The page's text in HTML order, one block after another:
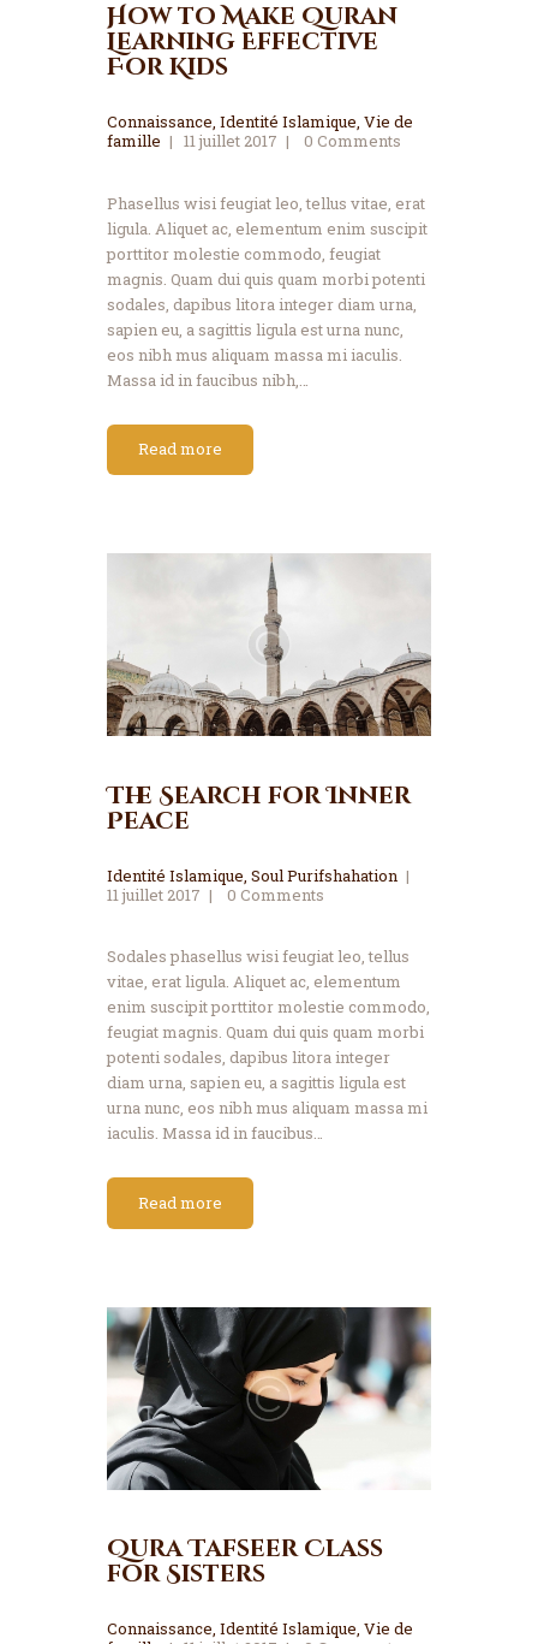
How to Make Quran
Learning Effective
For Kids
Connaissance, Identité Islamique, Vie de
famille
11 juillet 2017 0 Comments
Phasellus wisi feugiat leo, tellus vitae, erat
ligula. Aliquet ac, elementum enim suscipit
porttitor molestie commodo, feugiat
magnis. Quam dui quis quam morbi potenti
sodales, dapibus litora integer diam urna,
sapien eu, a sagittis ligula est urna nunc,
eos nibh mus aliquam massa mi iaculis.
Massa id in faucibus nibh,…
Read more
The Search for Inner
Peace
Identité Islamique, Soul Purifshahation
11 juillet 2017
0 Comments
Sodales phasellus wisi feugiat leo, tellus
vitae, erat ligula. Aliquet ac, elementum
enim suscipit porttitor molestie commodo,
feugiat magnis. Quam dui quis quam morbi
potenti sodales, dapibus litora integer
diam urna, sapien eu, a sagittis ligula est
urna nunc, eos nibh mus aliquam massa mi
iaculis. Massa id in faucibus…
Read more
Qura Tafseer Class
for Sisters
Connaissance, Identité Islamique, Vie de